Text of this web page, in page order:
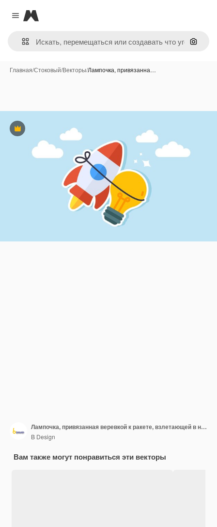
Close menu
Magnific
Поиск
Главная/Стоковый/Векторы/Лампочка, привязанна…
Премиум
Лампочка, привязанная веревкой к ракете, взлетающей в небо иллюстрация повышения эффективности бизнеса через идеи и инновации
B Design
Вам также могут понравиться эти векторы